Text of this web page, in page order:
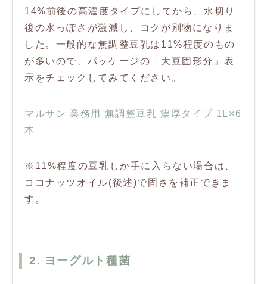
14%前後の高濃度タイプにしてから、水切り
後の水っぽさが激減し、コクが別物になりま
した。一般的な無調整豆乳は11%程度のもの
が多いので、パッケージの「大豆固形分」表
示をチェックしてみてください。
マルサン 業務用 無調整豆乳 濃厚タイプ 1L×6
本
※11%程度の豆乳しか手に入らない場合は、
ココナッツオイル(後述)で固さを補正できま
す。
2. ヨーグルト種菌